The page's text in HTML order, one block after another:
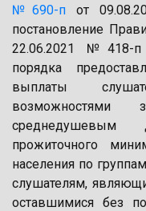
№690-пот
постановление
22.06.2021 №418-
порядка
выплаты
прожиточного
населения по
слушателям,
оставшимися без